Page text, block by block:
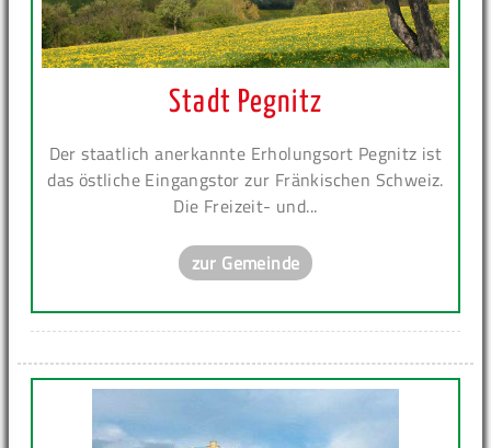
Stadt Pegnitz
Der staatlich anerkannte Erholungsort Pegnitz ist
das östliche Eingangstor zur Fränkischen Schweiz.
Die Freizeit- und...
zur Gemeinde